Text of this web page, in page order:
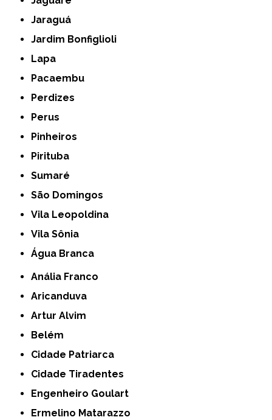
Jaraguá
Jardim Bonfiglioli
Lapa
Pacaembu
Perdizes
Perus
Pinheiros
Pirituba
Sumaré
São Domingos
Vila Leopoldina
Vila Sônia
Água Branca
Anália Franco
Aricanduva
Artur Alvim
Belém
Cidade Patriarca
Cidade Tiradentes
Engenheiro Goulart
Ermelino Matarazzo